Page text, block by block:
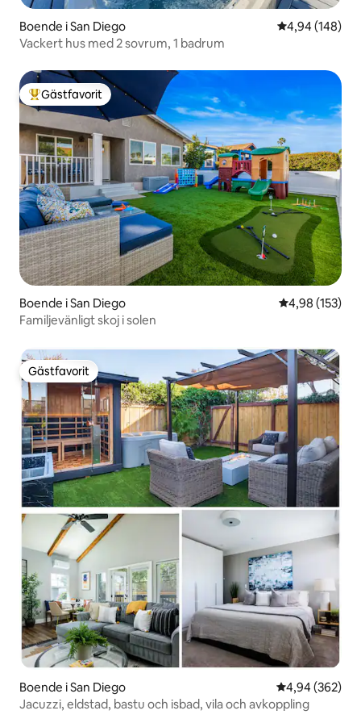
Boende i San Diego 4,94 av 5 i
4,94 (148)
Vackert hus med 2 sovrum, 1 badrum
Populär gästfavorit
Gästfavorit
Boende i San Diego 4,98 av 5 i
4,98 (153)
Familjevänligt skoj i solen
Gästfavorit
Gästfavorit
Boende i San Diego 4,94 av 5 i
4,94 (362)
Jacuzzi, eldstad, bastu och isbad, vila och avkoppling